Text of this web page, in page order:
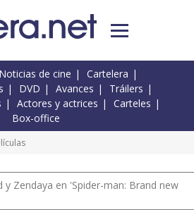
Noticias de cine
Cartelera
DVD Avances
Tráilers
Actores y actrices
Carteles
Box-office
y Zendaya en 'Spider-man: Brand new